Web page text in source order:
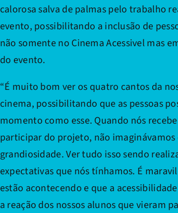
calorosa salva de palmas pelo trabalho
evento, possibilitando a inclusão de
não somente no Cinema Acessivel mas
do evento.
“É muito bom ver os quatro cantos da
cinema, possibilitando que as pessoas
momento como esse. Quando nós
participar do projeto, não imaginávamos
grandiosidade. Ver tudo isso sendo
expectativas que nós tínhamos. É
estão acontecendo e que a
a reação dos nossos alunos que vieram